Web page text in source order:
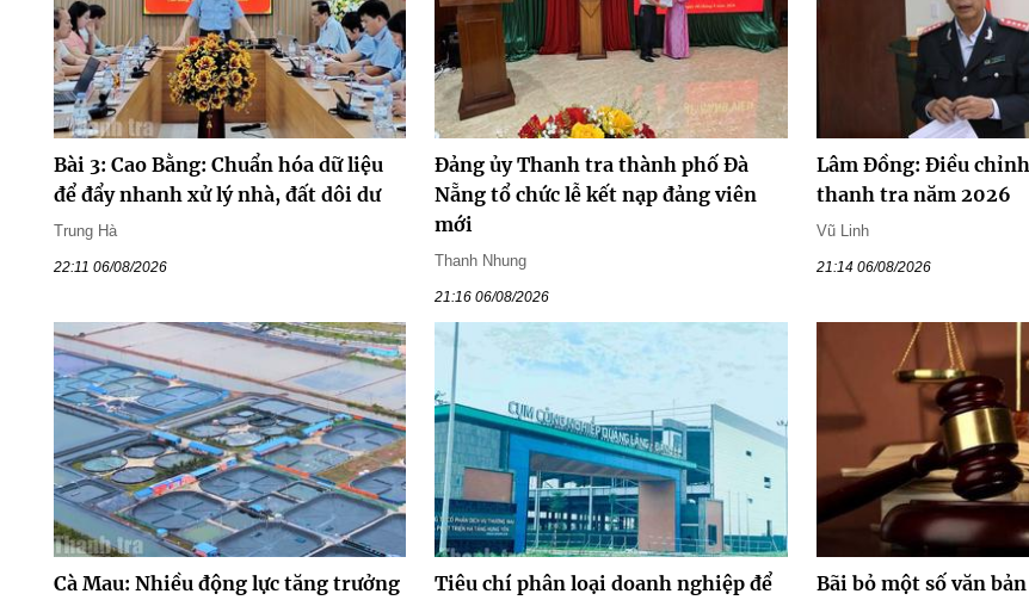
Bài 3: Cao Bằng: Chuẩn hóa dữ liệu
để đẩy nhanh xử lý nhà, đất dôi dư
Trung Hà
22:11 06/08/2026
Đảng ủy Thanh tra thành phố Đà
Nẵng tổ chức lễ kết nạp đảng viên
mới
Thanh Nhung
21:16 06/08/2026
Lâm Đồng: Điều
thanh tra năm 2026
Vũ Linh
21:14 06/08/2026
Cà Mau: Nhiều động lực tăng trưởng Tiêu chí phân loại doanh nghiệp để Bãi bỏ một số văn